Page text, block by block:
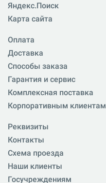
Яндекс.Поиск
Карта сайта
Оплата
Доставка
Способы заказа
Гарантия и сервис
Комплексная поставка
Корпоративным клиентам
Реквизиты
Контакты
Схема проезда
Наши клиенты
Госучреждениям